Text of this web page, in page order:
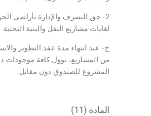
2- حق التصرف والإدارة بأراضي
لغايات مشاريع النقل والبنية التحتية.
ج- عند انتهاء مدة عقد التطوير
من المشاريع، تؤول كافة موجودات
المشروع للصندوق دون مقابل.
المادة (11)